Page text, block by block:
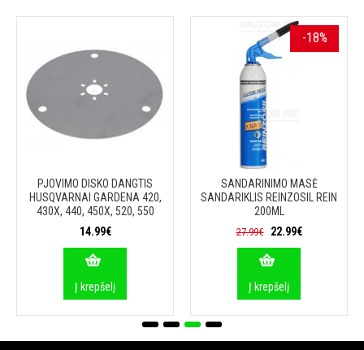
PJOVIMO DISKO DANGTIS
HUSQVARNAI GARDENA 420,
430X, 440, 450X, 520, 550
14.99€
Į krepšelį
-18%
SANDARINIMO MASĖ
SANDARIKLIS REINZOSIL REIN
200ML
27.99€ 22.99€
Į krepšelį